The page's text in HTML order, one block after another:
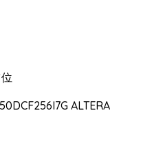
ALTERA